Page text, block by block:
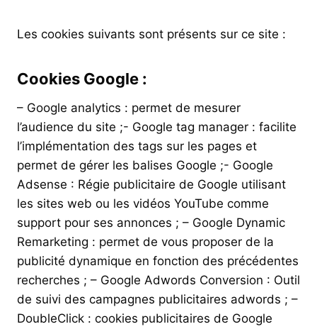
Les cookies suivants sont présents sur ce site :
Cookies Google :
– Google analytics : permet de mesurer
l’audience du site ;- Google tag manager : facilite
l’implémentation des tags sur les pages et
permet de gérer les balises Google ;- Google
Adsense : Régie publicitaire de Google utilisant
les sites web ou les vidéos YouTube comme
support pour ses annonces ; – Google Dynamic
Remarketing : permet de vous proposer de la
publicité dynamique en fonction des précédentes
recherches ; – Google Adwords Conversion : Outil
de suivi des campagnes publicitaires adwords ; –
DoubleClick : cookies publicitaires de Google